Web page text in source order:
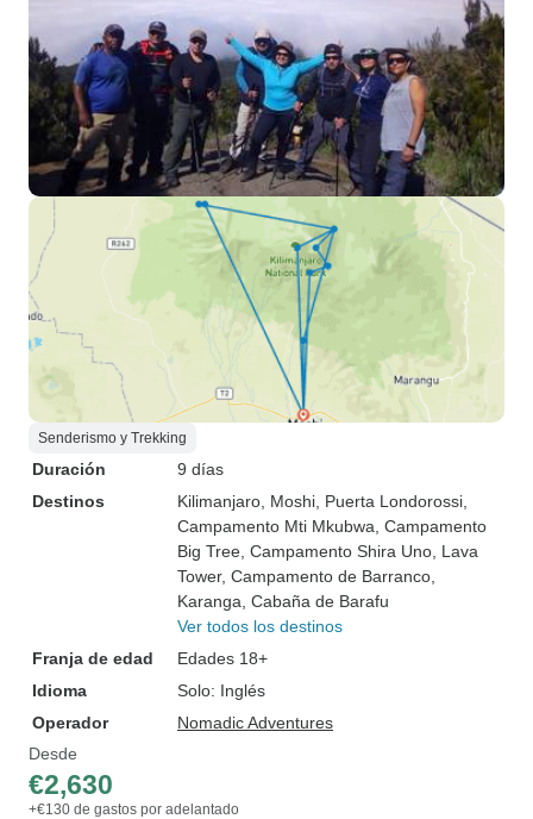
Senderismo y Trekking
Duración
9 días
Destinos
Kilimanjaro , Moshi , Puerta Londorossi
Campamento Mti Mkubwa , Campamento
Big Tree , Campamento Shira Uno , Lava
Tower, Campamento de Barranco
Karanga , Cabaña de Barafu
Ver todos los destinos
Franja de edad
Edades 18+
Idioma
Solo: Inglés
Operador
Nomadic Adventures
Desde
€2,630
+€130 de gastos por adelantado